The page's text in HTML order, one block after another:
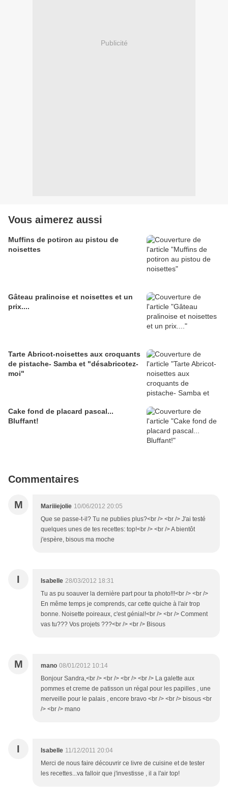
Publicité
Vous aimerez aussi
Muffins de potiron au pistou de
noisettes
Gâteau pralinoise et noisettes et un
prix....
Tarte Abricot-noisettes aux croquants
de pistache- Samba et "désabricotez-
moi"
Cake fond de placard pascal...
Bluffant!
Commentaires
M Mariiiejolie 10/06/2012 20:05
Que se passe-t-il? Tu ne publies plus?<br /> <br /> J'ai testé
quelques unes de tes recettes: top!<br /> <br /> A bientôt
j'espère, bisous ma moche
I Isabelle 28/03/2012 18:31
Tu as pu soauver la dernière part pour ta photo!!!<br /> <br />
En même temps je comprends, car cette quiche à l'air trop
bonne. Noisette poireaux, c'est génial!<br /> <br /> Comment
vas tu??? Vos projets ???<br /> <br /> Bisous
M mano 08/01/2012 10:14
Bonjour Sandra,<br /> <br /> <br /> <br /> La galette aux
pommes et creme de patisson un régal pour les papilles , une
merveille pour le palais , encore bravo <br /> <br /> bisous <br
/> <br /> mano
I Isabelle 11/12/2011 20:04
Merci de nous faire découvrir ce livre de cuisine et de tester
les recettes...va falloir que j'investisse , il a l'air top!